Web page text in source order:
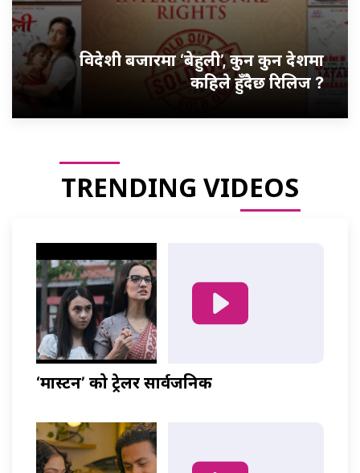
विदेशी बजारमा ‘बेहुली’, कुन कुन देशमा
कहिले हुँदैछ रिलिज ?
TRENDING VIDEOS
‘मास्टर्नी’ को ट्रेलर सार्वजनिक